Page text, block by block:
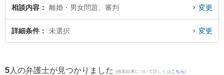
判のトラブル解決の実績豊富な近くの弁護士を検索したい』『初回相談無料で
離婚審判を法律相談できる名古屋市緑区内の弁護士に相談予約したい』などで
お困りの相談者さんにおすすめです。
相談内容 離婚・男女問題、審判 変更
詳細条件 未選択 変更
5 人の弁護士が見つかりました (検索結果について詳しくは こちら)